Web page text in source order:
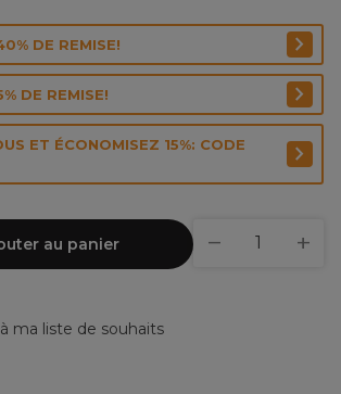
DE REMISE!
DE REMISE!
ET ÉCONOMISEZ 15%: CODE
au panier
ma liste de souhaits